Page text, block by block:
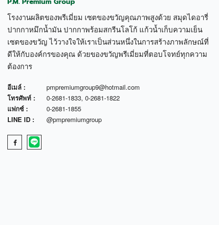
โรงงานผลิตของพรีเมี่ยม เซตของขวัญคุณภาพสูงด้วย สมุดไดอารี่
ปากกาหมึกน้ำมัน ปากกาพร้อมสกรีนโลโก้ แก้วน้ำเก็บความเย็น
เซตของขวัญ ไว้วางใจให้เราเป็นส่วนหนึ่งในการสร้างภาพลักษณ์ที่
ดีให้กับองค์กรของคุณ ด้วยของขวัญพรีเมี่ยมที่ตอบโจทย์ทุกความ
ต้องการ
อีเมล์ :
pmpremiumgroup9@hotmail.com
โทรศัพท์ :
0-2681-1833, 0-2681-1822
แฟกซ์ :
0-2681-1855
LINE ID :
@pmpremiumgroup